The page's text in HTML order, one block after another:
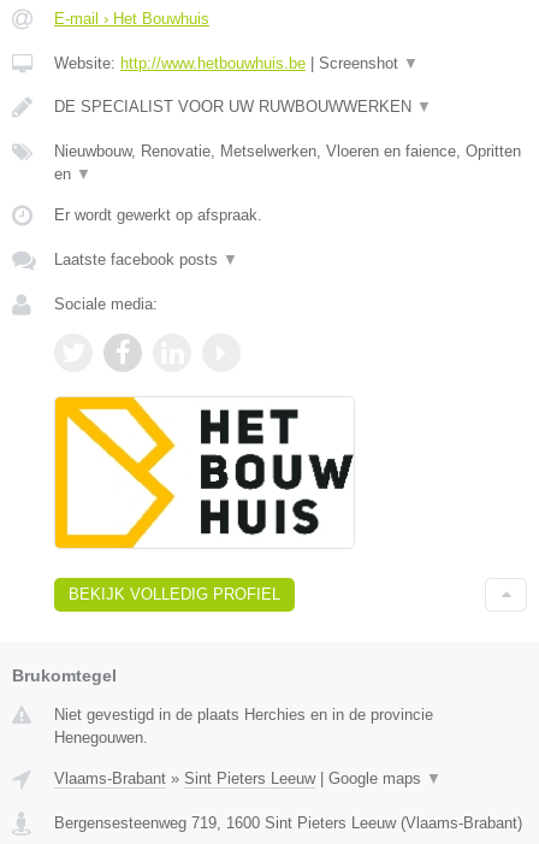
E-mail › Het Bouwhuis
Website: http://www.hetbouwhuis.be | Screenshot ▼
DE SPECIALIST VOOR UW RUWBOUWWERKEN ▼
Nieuwbouw, Renovatie, Metselwerken, Vloeren en faience, Opritten
en ▼
Er wordt gewerkt op afspraak.
Laatste facebook posts ▼
Sociale media:
BEKIJK VOLLEDIG PROFIEL
Brukomtegel
Niet gevestigd in de plaats Herchies en in de provincie
Henegouwen.
Vlaams-Brabant » Sint Pieters Leeuw| Google maps ▼
Bergensesteenweg 719, 1600 Sint Pieters Leeuw(Vlaams-Brabant)